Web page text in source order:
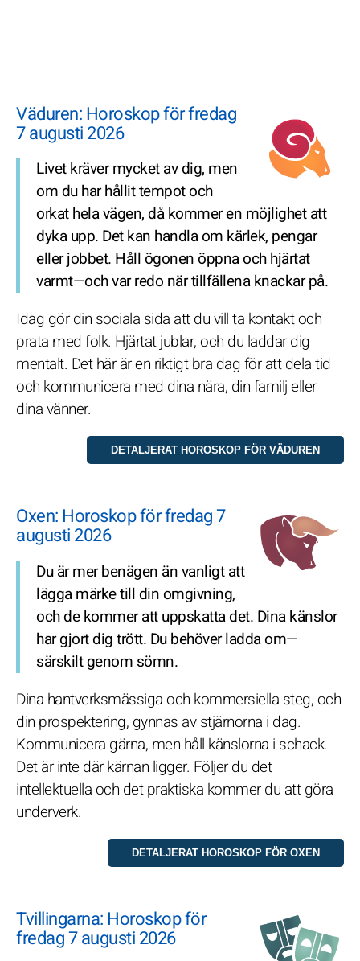
Väduren: Horoskop för fredag
7 augusti 2026
Livet kräver mycket av dig, men
om du har hållit tempot och
orkat hela vägen, då kommer en möjlighet att
dyka upp. Det kan handla om kärlek, pengar
eller jobbet. Håll ögonen öppna och hjärtat
varmt—och var redo när tillfällena knackar på.
Idag gör din sociala sida att du vill ta kontakt och
prata med folk. Hjärtat jublar, och du laddar dig
mentalt. Det här är en riktigt bra dag för att dela tid
och kommunicera med dina nära, din familj eller
dina vänner.
Oxen: Horoskop för fredag 7
augusti 2026
Du är mer benägen än vanligt att
lägga märke till din omgivning,
och de kommer att uppskatta det. Dina känslor
har gjort dig trött. Du behöver ladda om—
särskilt genom sömn.
Dina hantverksmässiga och kommersiella steg, och
din prospektering, gynnas av stjärnorna i dag.
Kommunicera gärna, men håll känslorna i schack.
Det är inte där kärnan ligger. Följer du det
intellektuella och det praktiska kommer du att göra
underverk.
Tvillingarna: Horoskop för
fredag 7 augusti 2026